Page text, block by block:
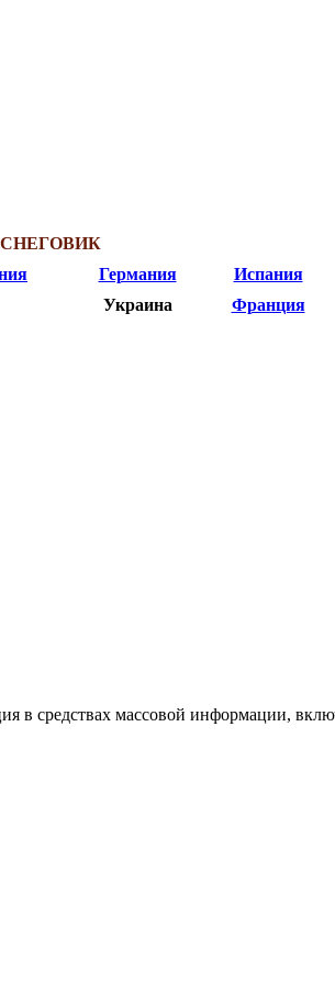
СНЕГОВИК
Германия Испания
Украина Франция
средствах массовой информации,